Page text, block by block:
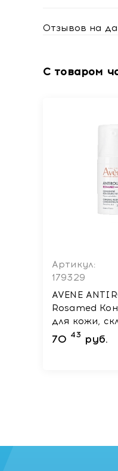
Отзывов на
С товаром
Артикул:
179329
AVENE
Rosamed
для кожи,
70 43 руб.